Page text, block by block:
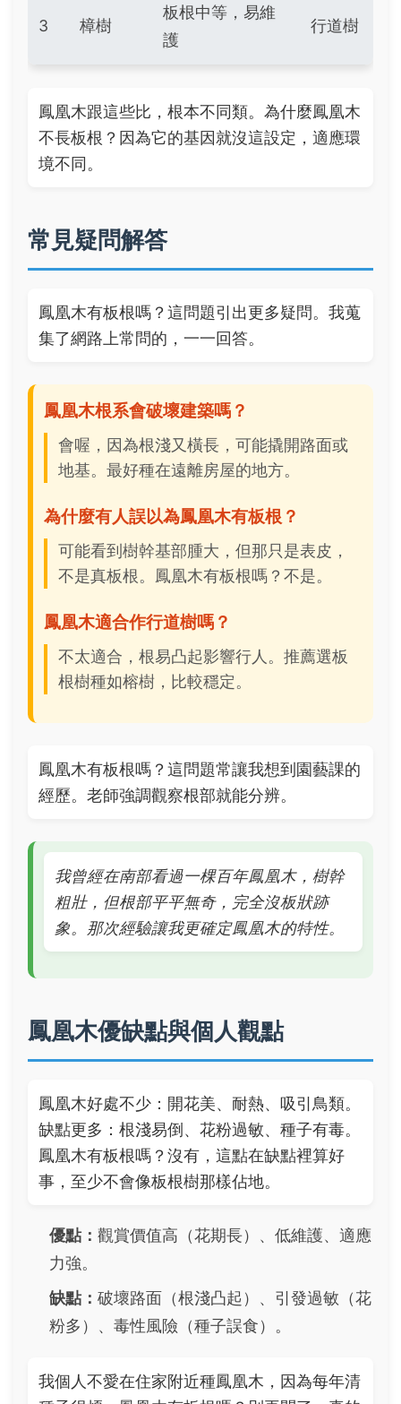
3 樟樹
板根中等，易維
護
行道樹
鳳凰木跟這些比，根本不同類。為什麼鳳凰木
不長板根？因為它的基因就沒這設定，適應環
境不同。
常見疑問解答
鳳凰木有板根嗎？這問題引出更多疑問。我蒐
集了網路上常問的，一一回答。
鳳凰木根系會破壞建築嗎？
會喔，因為根淺又橫長，可能撬開路面或
地基。最好種在遠離房屋的地方。
為什麼有人誤以為鳳凰木有板根？
可能看到樹幹基部腫大，但那只是表皮，
不是真板根。鳳凰木有板根嗎？不是。
鳳凰木適合作行道樹嗎？
不太適合，根易凸起影響行人。推薦選板
根樹種如榕樹，比較穩定。
鳳凰木有板根嗎？這問題常讓我想到園藝課的
經歷。老師強調觀察根部就能分辨。
我曾經在南部看過一棵百年鳳凰木，樹幹
粗壯，但根部平平無奇，完全沒板狀跡
象。那次經驗讓我更確定鳳凰木的特性。
鳳凰木優缺點與個人觀點
鳳凰木好處不少：開花美、耐熱、吸引鳥類。
缺點更多：根淺易倒、花粉過敏、種子有毒。
鳳凰木有板根嗎？沒有，這點在缺點裡算好
事，至少不會像板根樹那樣佔地。
優點： 觀賞價值高（花期長）、低維護、適應
力強。
缺點： 破壞路面（根淺凸起）、引發過敏（花
粉多）、毒性風險（種子誤食）。
我個人不愛在住家附近種鳳凰木，因為每年清